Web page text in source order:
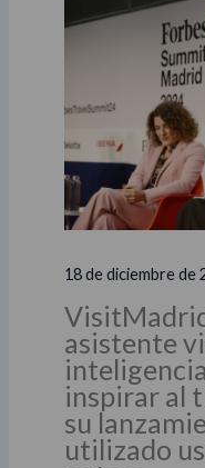
18 de diciembre de
asistente
inspirar al
su
utilizado